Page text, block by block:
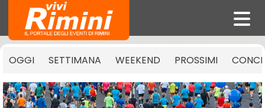
OGGI SETTIMANA WEEKEND PROSSIMI